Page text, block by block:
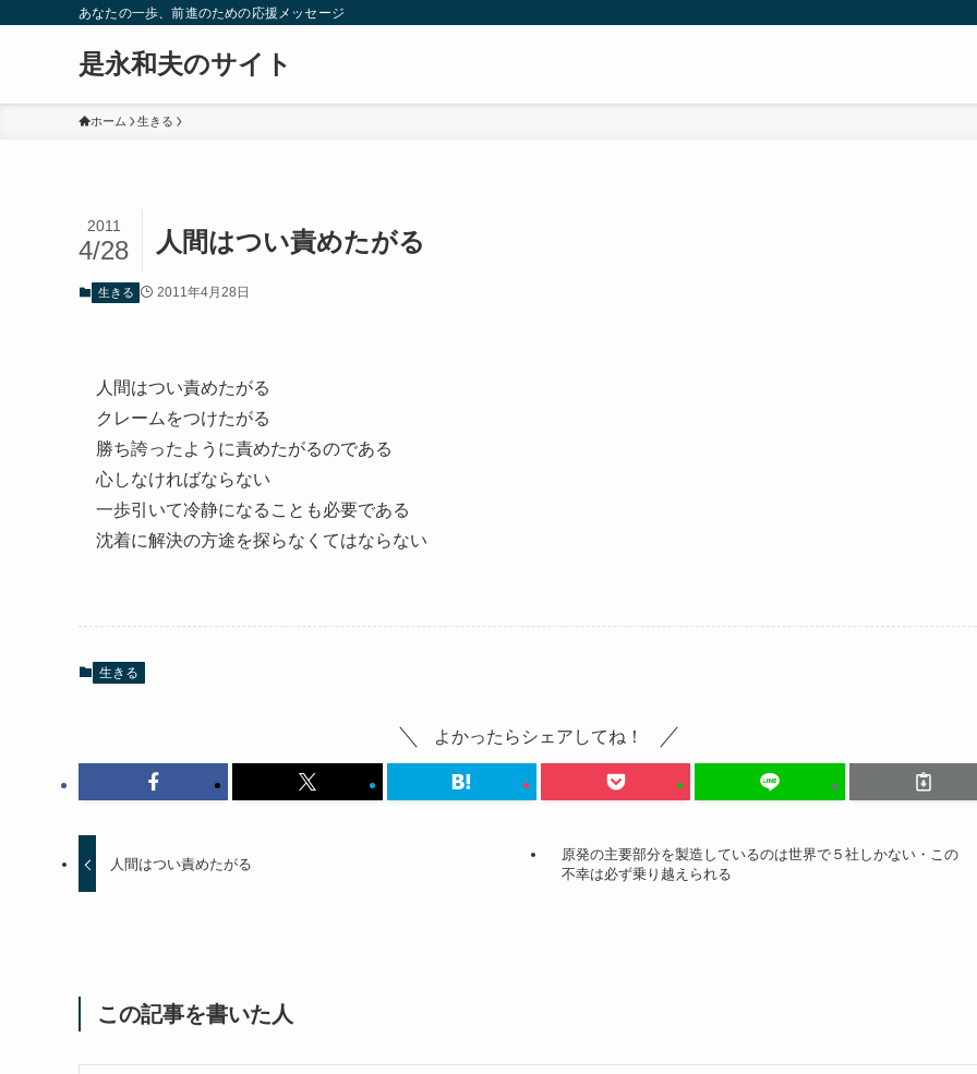
あなたの一歩、前進のための応援メッセージ
是永和夫のサイト
ホーム 生きる
人間はつい責めたがる
2011
4/28
生きる 2011年4月28日
人間はつい責めたがる
クレームをつけたがる
勝ち誇ったように責めたがるのである
心しなければならない
一歩引いて冷静になることも必要である
沈着に解決の方途を探らなくてはならない
生きる
よかったらシェアしてね！
人間はつい責めたがる
原発の主要部分を製造しているのは世界で５社しかない・この
不幸は必ず乗り越えられる
この記事を書いた人